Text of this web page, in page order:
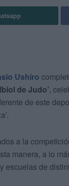
Ushiro
de Judo’,
de este
a la
manera, a lo
escuelas de